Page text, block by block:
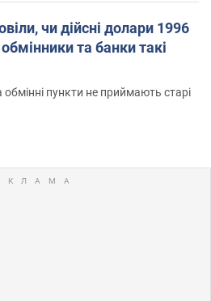
чи дійсні долари 1996
та банки такі
пункти не приймають старі